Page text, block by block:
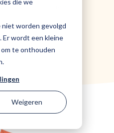
niet worden gevolgd
Er wordt een kleine
te onthouden
Weigeren
écht
employee
experience?
Ga naar de
Community
Demo
experience
employee
experience?
Ga naar de
Community
voor de zorg
producten te halen.